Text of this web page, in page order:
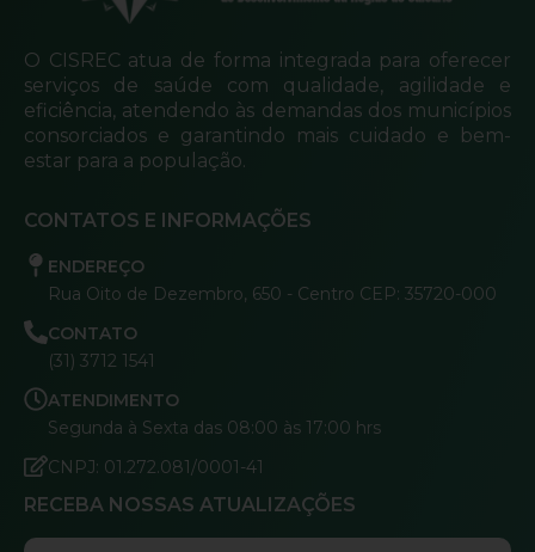
O CISREC atua de forma integrada para oferecer
serviços de saúde com qualidade, agilidade e
eficiência, atendendo às demandas dos municípios
consorciados e garantindo mais cuidado e bem-
estar para a população.
CONTATOS E INFORMAÇÕES
ENDEREÇO
Rua Oito de Dezembro, 650 - Centro CEP: 35720-000
CONTATO
(31) 3712 1541
ATENDIMENTO
Segunda à Sexta das 08:00 às 17:00 hrs
CNPJ: 01.272.081/0001-41
RECEBA NOSSAS ATUALIZAÇÕES